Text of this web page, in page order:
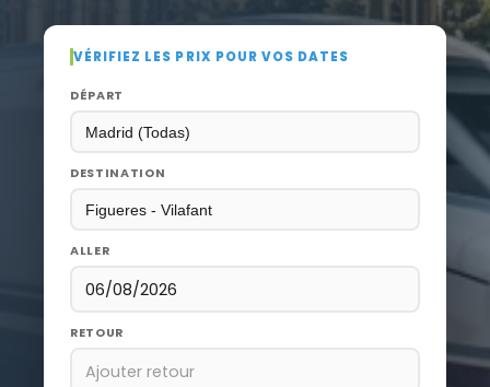
VÉRIFIEZ LES PRIX POUR VOS DATES
DÉPART
DESTINATION
ALLER
06/08/2026
RETOUR
Ajouter retour